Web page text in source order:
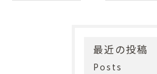
最近の投稿
Posts